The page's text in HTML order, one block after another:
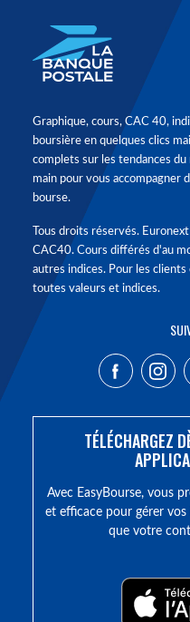
Graphique, cours, CAC 40,
boursière en quelques clics
complets sur les tendances
main pour vous accompagner
bourse.
Tous droits réservés.
CAC40. Cours différés d'au
autres indices. Pour les
toutes valeurs et indices.
TÉLÉCHARGEZ
Avec EasyBourse, vous
et efficace pour gérer
que votre